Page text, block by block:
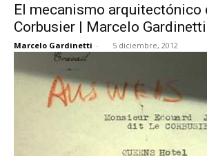
El mecanismo arquitectónico
Corbusier | Marcelo Gardinetti
Marcelo Gardinetti - 5 diciembre, 2012